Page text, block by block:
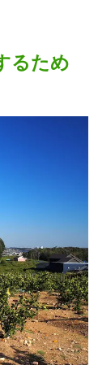
るため